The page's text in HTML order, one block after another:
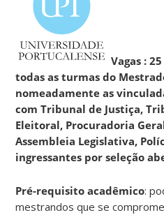
Vagas :
todas as turmas do
nomeadamente as
com Tribunal de Justiça,
Eleitoral, Procuradoria
Assembleia Legislativa,
ingressantes por seleção
Pré-requisito acadêmico:
mestrandos que se